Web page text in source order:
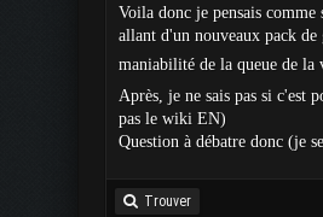
Voila donc je pensais
allant d'un nouveaux pack
maniabilité de la queue de la
Après, je ne sais pas si c'est
pas le wiki EN)
Question à débatre donc (je
Trouver